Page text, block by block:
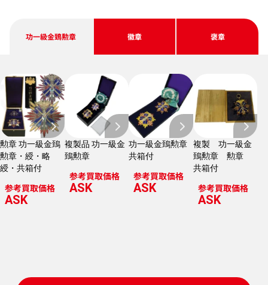
功一級金鵄勲章 徽章 褒章
勲章 功一級金鵄
勲章・綬・略
綬・共箱付
参考買取価格
ASK
複製品 功一級金
鵄勲章
参考買取価格
ASK
功一級金鵄勲章
共箱付
参考買取価格
ASK
複製 功一級金
鵄勲章 勲章
共箱付
参考買取価格
ASK